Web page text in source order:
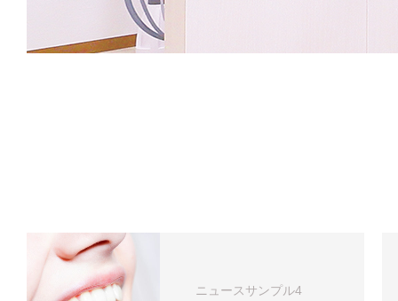
ニュースサンプル4